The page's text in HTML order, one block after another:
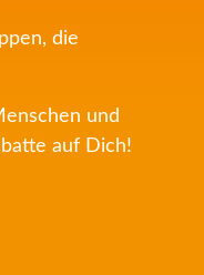
die
und
auf Dich!